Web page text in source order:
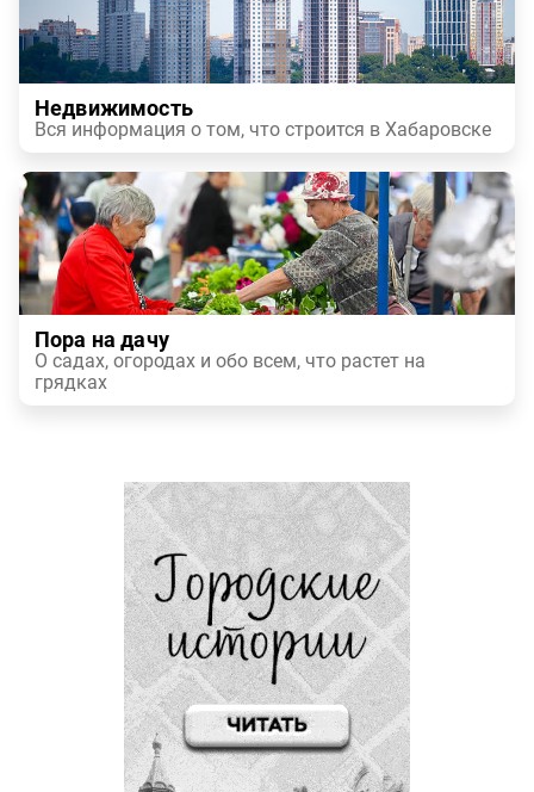
Недвижимость
Вся информация о том, что строится в Хабаровске
Пора на дачу
О садах, огородах и обо всем, что растет на
грядках